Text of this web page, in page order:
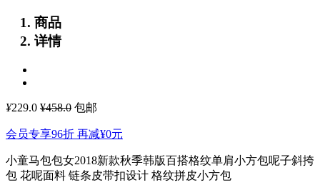
商品
详情
¥229.0 ¥458.0 包邮
会员专享96折 再减¥0元
小童马包包女2018新款秋季韩版百搭格纹单肩小方包呢子斜挎
包 花呢面料 链条皮带扣设计 格纹拼皮小方包